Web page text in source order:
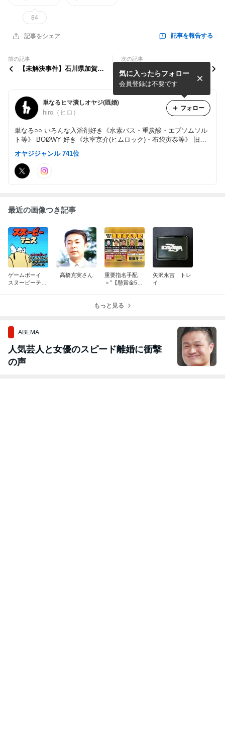
84
記事をシェア 記事を報告する
前の記事
【未解決事件】石川県加賀市
次の記事
単なるヒマ潰しオヤジ(既婚)
hiro（ヒロ）
単なる○○ いろんな入浴剤好き《水素バス・重炭酸・エプソムソル
ト等》 BOØWY 好き《氷室京介(ヒムロック)・布袋寅泰等》 旧車
気に入ったらフォロー
会員登録は不要です
フォロー
オヤジジャンル 741位
最近の画像つき記事
ゲームボーイ
スヌーピーテニ
高橋克実さん
重要指名手配
＞”【懸賞金500
矢沢永吉 トレ
イ
もっと見る
ABEMA
人気芸人と女優のスピード離婚に衝撃
の声